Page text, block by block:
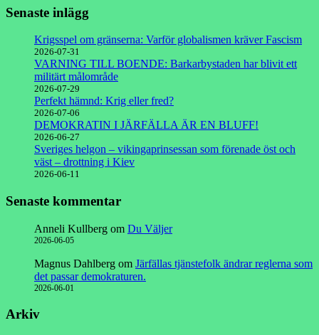
Senaste inlägg
Krigsspel om gränserna: Varför globalismen kräver Fascism
2026-07-31
VARNING TILL BOENDE: Barkarbystaden har blivit ett
militärt målområde
2026-07-29
Perfekt hämnd: Krig eller fred?
2026-07-06
DEMOKRATIN I JÄRFÄLLA ÄR EN BLUFF!
2026-06-27
Sveriges helgon – vikingaprinsessan som förenade öst och
väst – drottning i Kiev
2026-06-11
Senaste kommentar
Anneli Kullberg om Du Väljer
2026-06-05
Magnus Dahlberg om Järfällas tjänstefolk ändrar reglerna som
det passar demokraturen.
2026-06-01
Arkiv